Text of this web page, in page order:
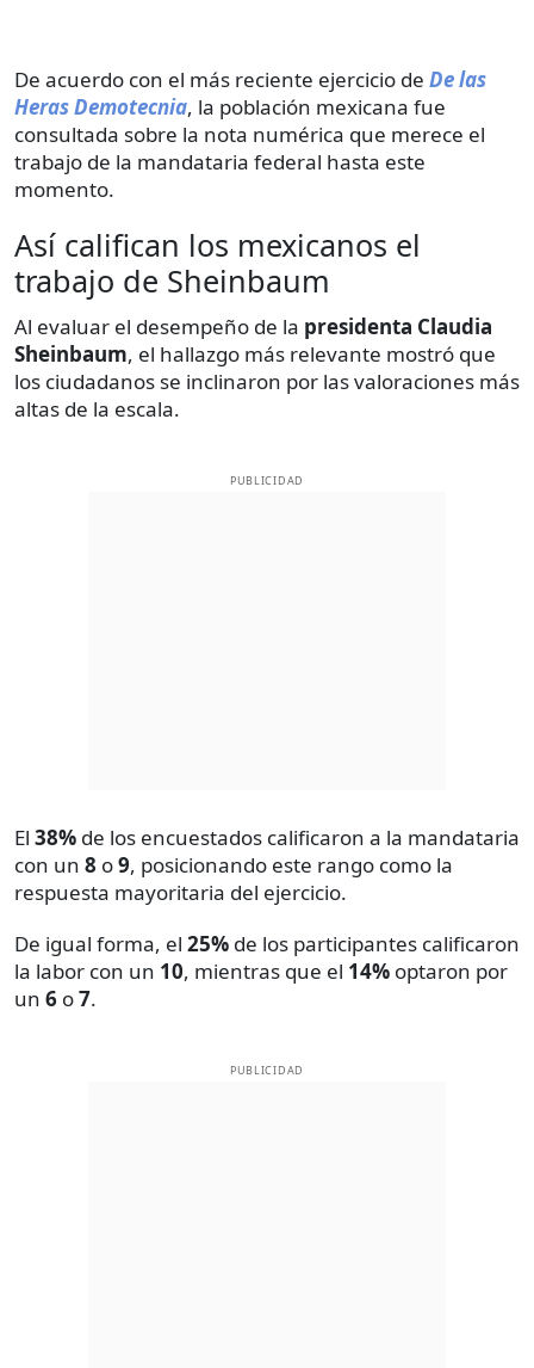
De acuerdo con el más reciente ejercicio de De las
Heras Demotecnia, la población mexicana fue
consultada sobre la nota numérica que merece el
trabajo de la mandataria federal hasta este
momento.
Así califican los mexicanos el
trabajo de Sheinbaum
Al evaluar el desempeño de la presidenta Claudia
Sheinbaum, el hallazgo más relevante mostró que
los ciudadanos se inclinaron por las valoraciones más
altas de la escala.
PUBLICIDAD
El 38% de los encuestados calificaron a la mandataria
con un 8 o9, posicionando este rango como la
respuesta mayoritaria del ejercicio.
De igual forma, el 25% de los participantes calificaron
la labor con un 10, mientras que el 14% optaron por
un 6 o7.
PUBLICIDAD